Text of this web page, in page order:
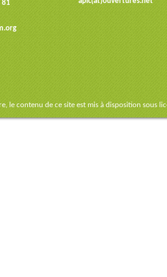
81
le contenu de ce site est mis à disposition sous